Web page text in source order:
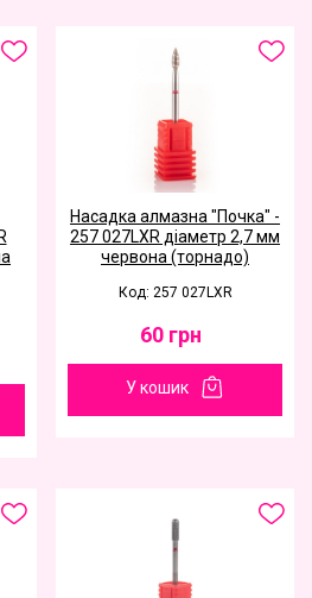
Насадка алмазна "Почка" -
257 027LXR діаметр 2,7 мм
червона (торнадо)
Код: 257 027LXR
60 грн
У кошик